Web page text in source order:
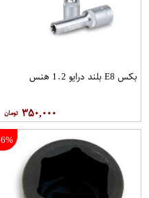
بکس E8 بلند درایو 1.2 هنس
۳۵۰,۰۰۰
6%